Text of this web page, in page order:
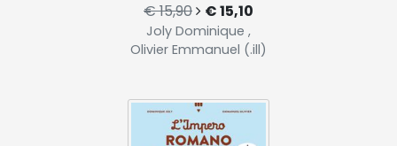
€ 15,90 € 15,10
Joly Dominique ,
Olivier Emmanuel (.ill)